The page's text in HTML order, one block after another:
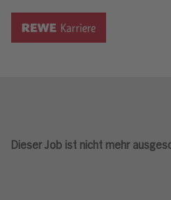
Dieser Job ist nicht mehr